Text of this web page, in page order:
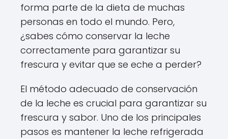
forma parte de la dieta de muchas
personas en todo el mundo. Pero,
¿sabes cómo conservar la leche
correctamente para garantizar su
frescura y evitar que se eche a perder?
El método adecuado de conservación
de la leche es crucial para garantizar su
frescura y sabor. Uno de los principales
pasos es mantener la leche refrigerada